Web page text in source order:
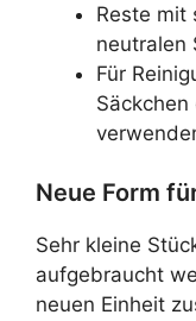
Reste mit
neutralen
Für
Neue Form
Sehr kleine
aufgebraucht
neuen Einheit